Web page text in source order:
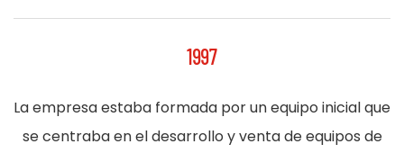
1997
La empresa estaba formada por un equipo inicial que
se centraba en el desarrollo y venta de equipos de